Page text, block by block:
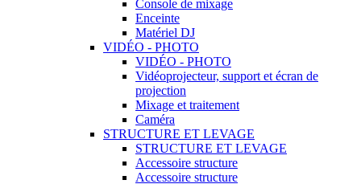
Console de mixage
Enceinte
Matériel DJ
VIDÉO - PHOTO
VIDÉO - PHOTO
Vidéoprojecteur, support et écran de
projection
Mixage et traitement
Caméra
STRUCTURE ET LEVAGE
STRUCTURE ET LEVAGE
Accessoire structure
Accessoire structure